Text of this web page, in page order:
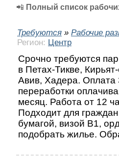
📲 Полный список
Требуются » Рабочие
Регион: Центр
Срочно требуются
в Петах-Тикве,
Авив, Хадера. Оплата
переработки
месяц. Работа от 12
Подходит для
бумагой, визой В1,
подобрать жилье.